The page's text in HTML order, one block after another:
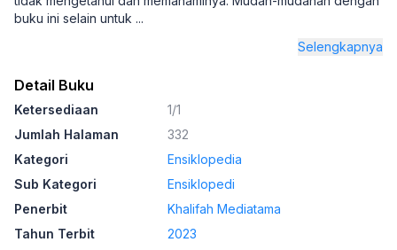
buku ini selain untuk ...
Selengkapnya
Detail Buku
Ketersediaan
1/1
Jumlah Halaman
332
Kategori
Ensiklopedia
Sub Kategori
Ensiklopedi
Penerbit
Khalifah Mediatama
Tahun Terbit
2023